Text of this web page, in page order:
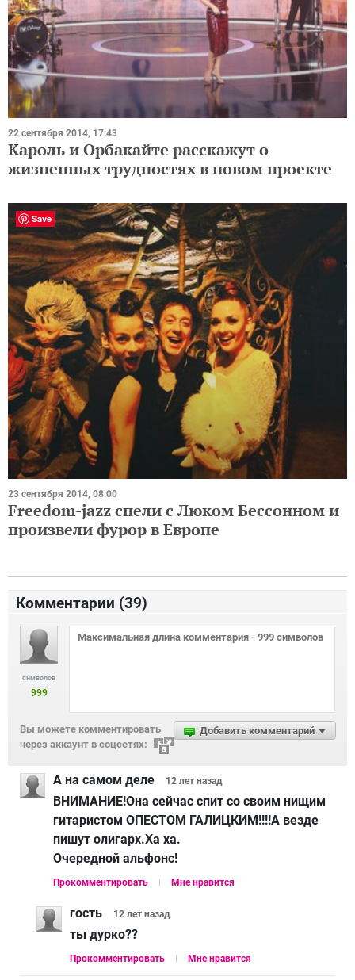
22 сентября 2014, 17:43
Кароль и Орбакайте расскажут о
жизненных трудностях в новом проекте
23 сентября 2014, 08:00
Freedom-jazz спели с Люком Бессонном и
произвели фурор в Европе
Комментарии (39)
символов
999
Добавить комментарий
Вы можете комментировать
через аккаунт в соцсетях:
А на самом деле 12 лет назад
ВНИМАНИЕ!Она сейчас спит со своим нищим
гитаристом ОПЕСТОМ ГАЛИЦКИМ!!!!А везде
пишут олигарх.Ха ха.
Очередной альфонс!
Прокомментировать Мне нравится
гость 12 лет назад
ты дурко??
Прокомментировать Мне нравится
Save